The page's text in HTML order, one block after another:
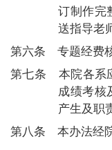
订制作完
送指导老
第六条 专题经费
第七条 本院各系
成绩考核
产生及职
第八条 本办法经